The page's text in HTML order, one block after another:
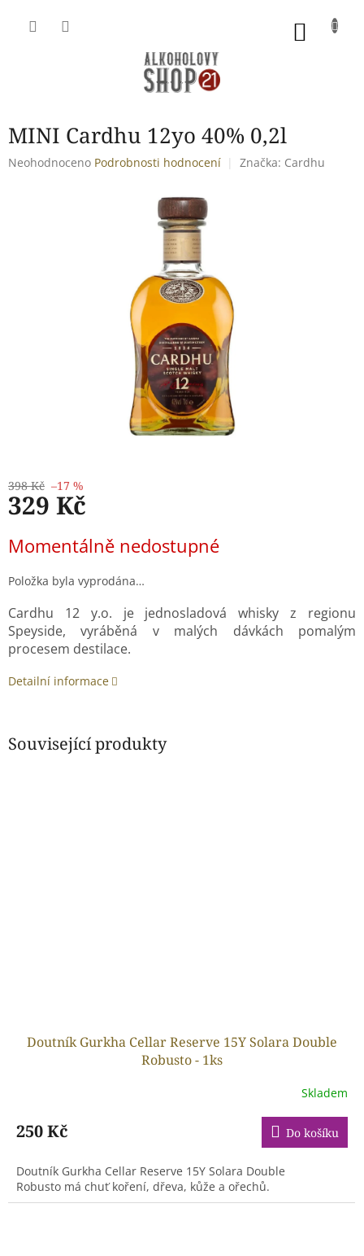
MINI Cardhu 12yo 40% 0,2l
Průměrné
Neohodnoceno Podrobnosti hodnocení Značka: Cardhu
398 Kč –17 %
329 Kč
cena:
Momentálně nedostupné
Položka byla vyprodána…
Cardhu 12 y.o. je jednosladová whisky z regionu
Speyside, vyráběná v malých dávkách pomalým
procesem destilace.
Detailní informace
Související produkty
Doutník Gurkha Cellar Reserve 15Y Solara Double
Robusto - 1ks
Skladem
250 Kč Do košíku
Doutník Gurkha Cellar Reserve 15Y Solara Double
Robusto má chuť koření, dřeva, kůže a ořechů.